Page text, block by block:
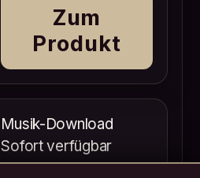
Zum
Produkt
Musik-Download
Sofort verfügbar